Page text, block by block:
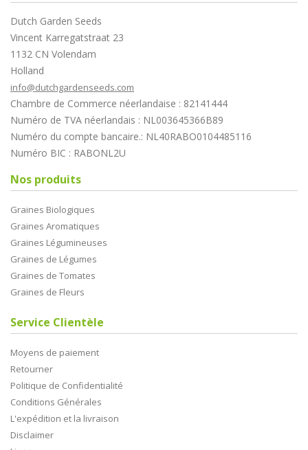
Dutch Garden Seeds
Vincent Karregatstraat 23
1132 CN Volendam
Holland
info@dutchgardenseeds.com
Chambre de Commerce néerlandaise : 82141444
Numéro de TVA néerlandais : NL003645366B89
Numéro du compte bancaire.: NL40RABO0104485116
Numéro BIC : RABONL2U
Nos produits
Graines Biologiques
Graines Aromatiques
Graines Légumineuses
Graines de Légumes
Graines de Tomates
Graines de Fleurs
Service Clientèle
Moyens de paiement
Retourner
Politique de Confidentialité
Conditions Générales
L'expédition et la livraison
Disclaimer